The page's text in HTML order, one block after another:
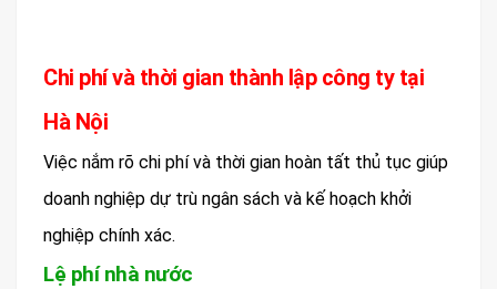
Chi phí và thời gian thành lập công ty tại
Hà Nội
Việc nắm rõ chi phí và thời gian hoàn tất thủ tục giúp
doanh nghiệp dự trù ngân sách và kế hoạch khởi
nghiệp chính xác.
Lệ phí nhà nước